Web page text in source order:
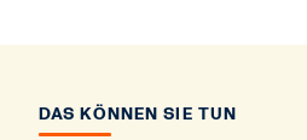
DAS KÖNNEN SIE TUN